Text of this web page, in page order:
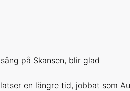
på Skansen, blir glad
en längre tid, jobbat som Au